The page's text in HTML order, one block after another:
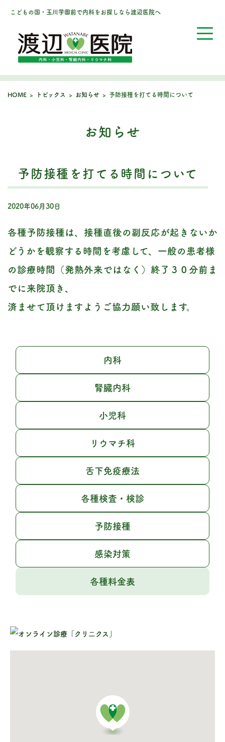
こどもの国・玉川学園前で内科をお探しなら渡辺医院へ
HOME > トピックス > お知らせ > 予防接種を打てる時間について
お知らせ
予防接種を打てる時間について
2020年06月30日
各種予防接種は、接種直後の副反応が起きないか
どうかを観察する時間を考慮して、 一般の患者様
の診療時間（発熱外来ではなく）終了３０分前ま
でに来院頂き、
済ませて頂けますようご協力願い致します。
内科
腎臓内科
小児科
リウマチ科
舌下免疫療法
各種検査・検診
予防接種
感染対策
各種料金表